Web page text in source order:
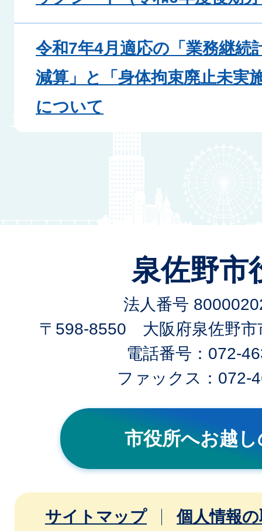
令和7年4月適応の「業務継続
減算」と「身体拘束廃止未実
について
泉佐野市
法人番号
〒598-8550 大阪府泉佐野市
電話番号：072-
ファックス：072-
市役所へお越
サイトマップ
個人情報